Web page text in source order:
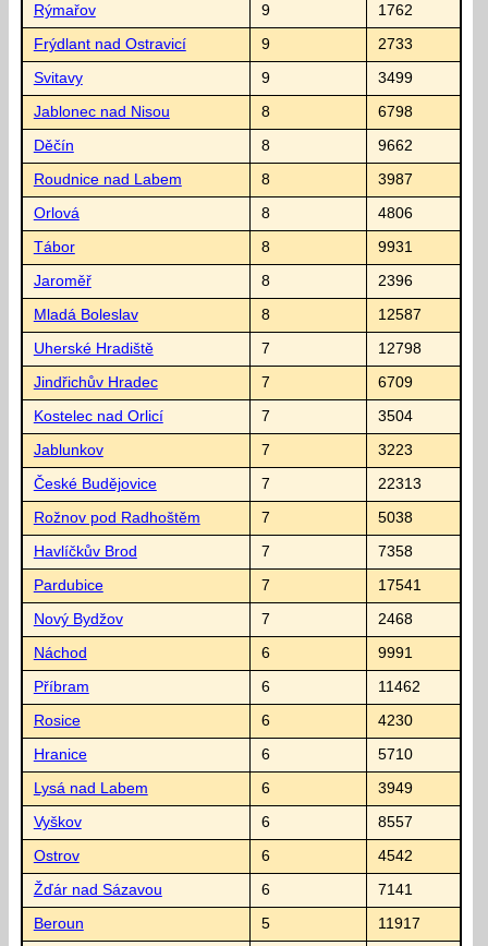
Rýmařov 9 1762
Frýdlant nad Ostravicí 9 2733
Svitavy 9 3499
Jablonec nad Nisou 8 6798
Děčín 8 9662
Roudnice nad Labem 8 3987
Orlová 8 4806
Tábor 8 9931
Jaroměř 8 2396
Mladá Boleslav 8 12587
Uherské Hradiště 7 12798
Jindřichův Hradec 7 6709
Kostelec nad Orlicí 7 3504
Jablunkov 7 3223
České Budějovice 7 22313
Rožnov pod Radhoštěm 7 5038
Havlíčkův Brod 7 7358
Pardubice 7 17541
Nový Bydžov 7 2468
Náchod 6 9991
Příbram 6 11462
Rosice 6 4230
Hranice 6 5710
Lysá nad Labem 6 3949
Vyškov 6 8557
Ostrov 6 4542
Žďár nad Sázavou 6 7141
Beroun 5 11917